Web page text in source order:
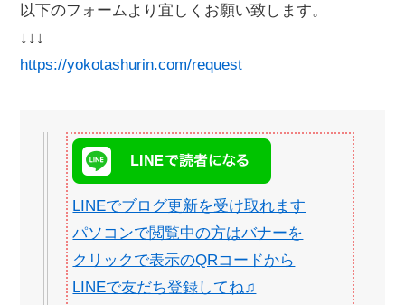
以下のフォームより宜しくお願い致します。
↓↓↓
https://yokotashurin.com/request
LINEでブログ更新を受け取れます
パソコンで閲覧中の方はバナーを
クリックで表示のQRコードから
LINEで友だち登録してね♫